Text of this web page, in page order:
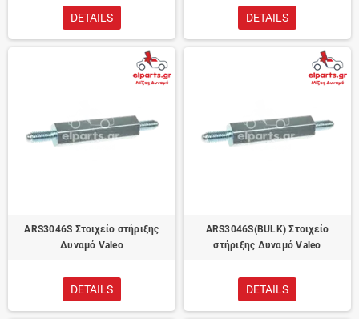
DETAILS DETAILS
ARS3046S Στοιχείο στήριξης
Δυναμό Valeo
DETAILS
ARS3046S(BULK) Στοιχείο
στήριξης Δυναμό Valeo
DETAILS